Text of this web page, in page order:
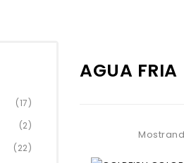
AGUA FRIA
(17)
(2)
(22)